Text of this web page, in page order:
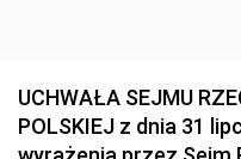
UCHWAŁA SEJMU
POLSKIEJ z dnia 31